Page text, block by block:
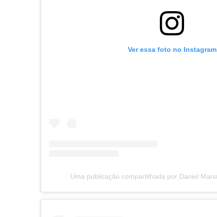
Ver essa foto no Instagram
Uma publicação compartilhada por Daniel